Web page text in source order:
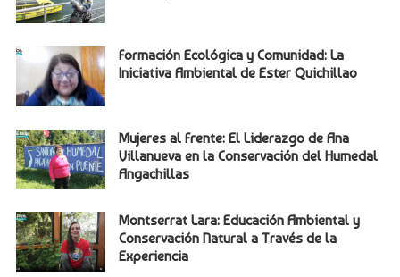
Formación Ecológica y Comunidad: La
Iniciativa Ambiental de Ester Quichillao
Mujeres al Frente: El Liderazgo de Ana
Villanueva en la Conservación del Humedal
Angachillas
Montserrat Lara: Educación Ambiental y
Conservación Natural a Través de la
Experiencia